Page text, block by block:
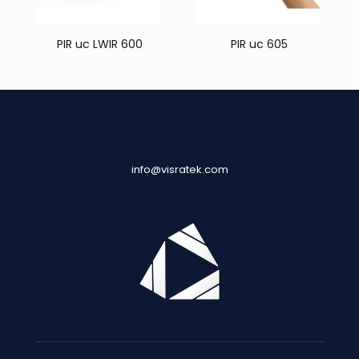
PIR uc LWIR 600 PIR uc 605
info@visratek.com